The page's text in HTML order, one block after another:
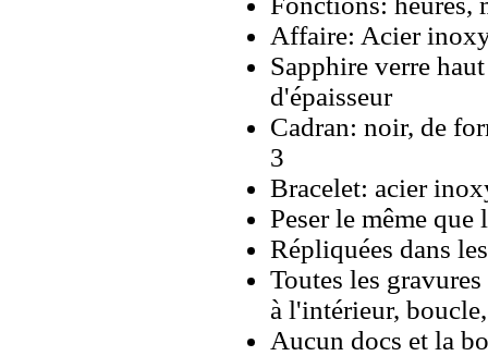
Affaire: Acier
Sapphire verre
d'épaisseur
Cadran: noir, de
3
Bracelet: acier
Peser le même
Répliquées dans
Toutes les
à l'intérieur,
Aucun docs et la